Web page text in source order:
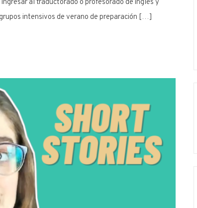
al traductorado o profesorado de inglés y
intensivos de verano de preparación […]